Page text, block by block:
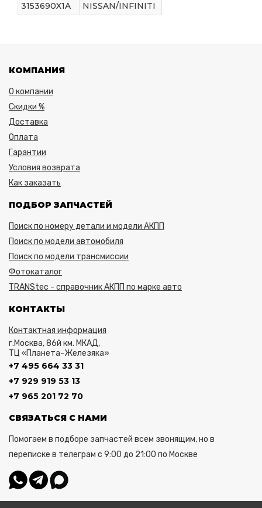
3153690X1A
NISSAN/INFINITI
КОМПАНИЯ
О компании
Скидки %
Доставка
Оплата
Гарантии
Условия возврата
Как заказать
ПОДБОР ЗАПЧАСТЕЙ
Поиск по номеру детали и модели АКПП
Поиск по модели автомобиля
Поиск по модели трансмиссии
Фотокаталог
TRANStec - справочник АКПП по марке авто
КОНТАКТЫ
Контактная информация
г.Москва, 86й км. МКАД,
ТЦ «Планета-Железяка»
+7 495 664 33 31
+7 929 919 53 13
+7 965 201 72 70
СВЯЗАТЬСЯ С НАМИ
Помогаем в подборе запчастей всем звонящим, но в
переписке в телеграм с 9:00 до 21:00 по Москве